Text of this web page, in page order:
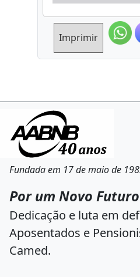
Imprimir
Fundada em 17 de maio de
Por um Novo Futuro
Dedicação e luta em
Aposentados e
Camed.